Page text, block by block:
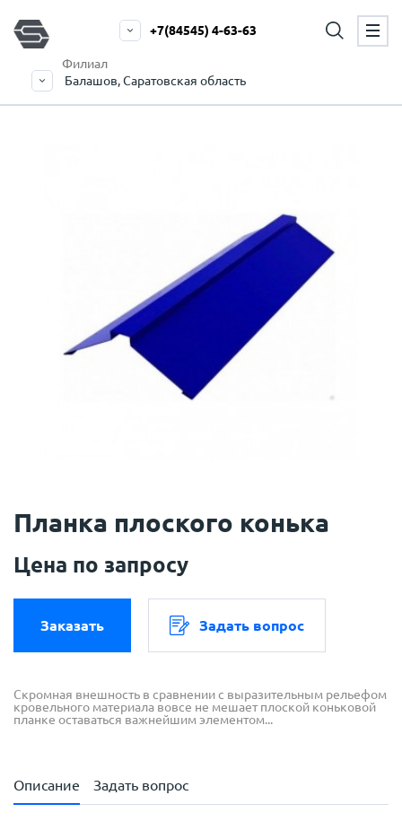
Филиал
Балашов, Саратовская область
+7(84545) 4-63-63
Планка плоского конька
Цена по запросу
Заказать Задать вопрос
Скромная внешность в сравнении с выразительным рельефом
кровельного материала вовсе не мешает плоской коньковой
планке оставаться важнейшим элементом...
Описание Задать вопрос